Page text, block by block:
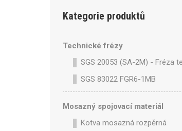
Kategorie produktů
Technické frézy
SGS 20053 (SA-2M) - Fréza
SGS 83022 FGR6-1MB
Mosazný spojovací materiál
Kotva mosazná rozpěrná